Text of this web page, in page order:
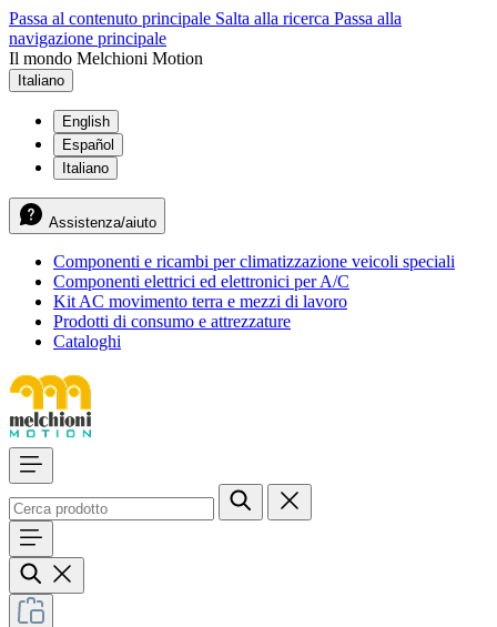
Passa al contenuto principale Salta alla ricerca Passa alla
navigazione principale
Il mondo Melchioni Motion
Italiano
English
Español
Italiano
Assistenza/aiuto
Componenti e ricambi per climatizzazione veicoli speciali
Componenti elettrici ed elettronici per A/C
Kit AC movimento terra e mezzi di lavoro
Prodotti di consumo e attrezzature
Cataloghi